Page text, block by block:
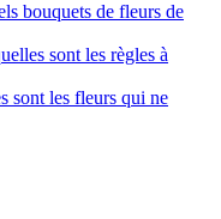
bouquets de fleurs de
sont les règles à
sont les fleurs qui ne